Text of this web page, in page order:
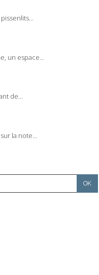
un espace...
de...
la note...